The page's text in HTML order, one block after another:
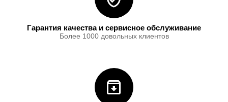
Гарантия качества и сервисное обслуживание
Более 1000 довольных клиентов